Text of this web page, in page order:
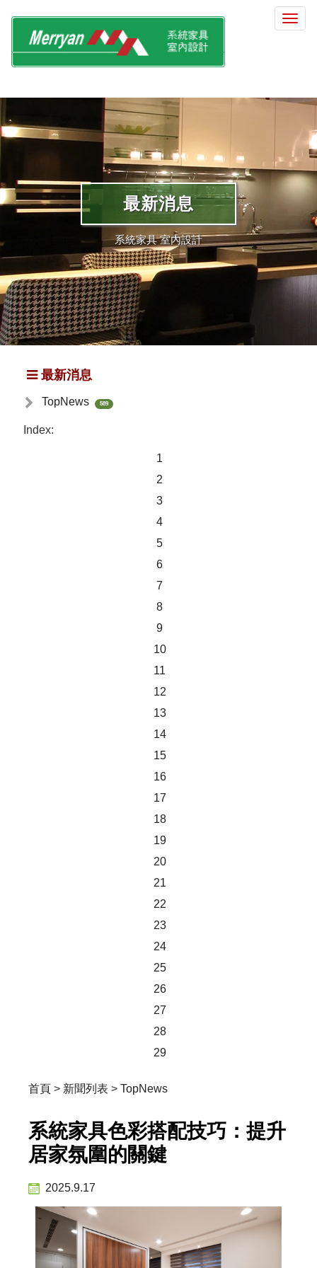
選
最新消息
系統家具 室內設計
最新消息
TopNews 589
Index:
1
2
3
4
5
6
7
8
9
10
11
12
13
14
15
16
17
18
19
20
21
22
23
24
25
26
27
28
29
首頁 > 新聞列表 > TopNews
系統家具色彩搭配技巧：提升
居家氛圍的關鍵
2025.9.17